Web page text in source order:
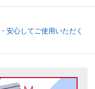
安心してご使用いただく